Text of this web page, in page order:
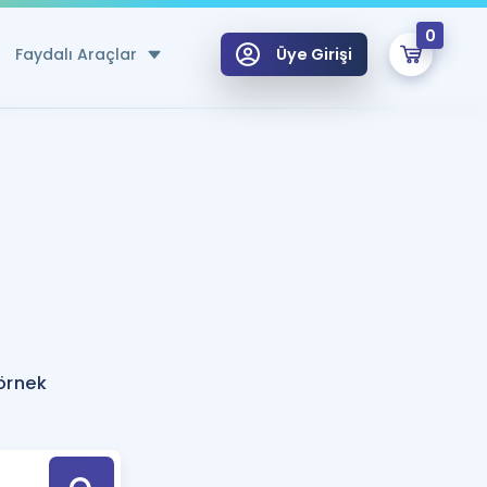
Faydalı Araçlar
Hesaplama Aracı
için Öneriler
Tek Takvimde
Üye Girişi
0